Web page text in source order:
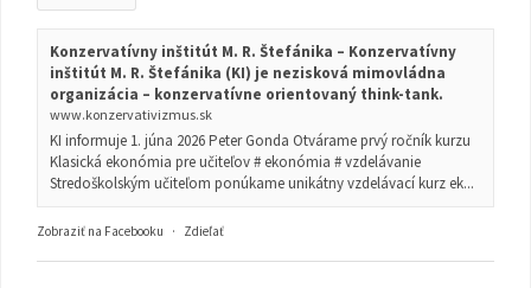
Konzervatívny inštitút M. R. Štefánika – Konzervatívny
inštitút M. R. Štefánika (KI) je nezisková mimovládna
organizácia – konzervatívne orientovaný think-tank.
www.konzervativizmus.sk
KI informuje 1. júna 2026 Peter Gonda Otvárame prvý ročník kurzu
Klasická ekonómia pre učiteľov # ekonómia # vzdelávanie
Stredoškolským učiteľom ponúkame unikátny vzdelávací kurz ek...
Zobraziť na Facebooku · Zdieľať